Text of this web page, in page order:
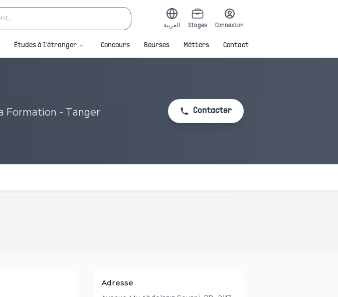
العربية Stages Connexion
Études à l'étranger Concours Bourses Métiers Contact
Formation - Tanger Contacter
Adresse